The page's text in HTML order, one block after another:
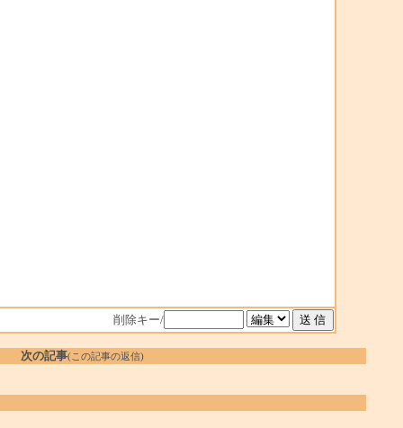
削除キー/
次の記事(この記事の返信)